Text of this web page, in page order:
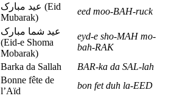
عید مبارک (Eid
Mubarak)
eed moo-BAH-ruck
عید شما مبارک
(Eid-e Shoma
Mobarak)
eyd-e sho-MAH mo-
bah-RAK
Barka da Sallah
BAR-ka da SAL-lah
Bonne fête de
l’Aïd
bon fet duh la-EED